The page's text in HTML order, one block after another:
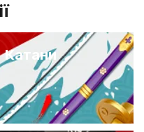
Катани